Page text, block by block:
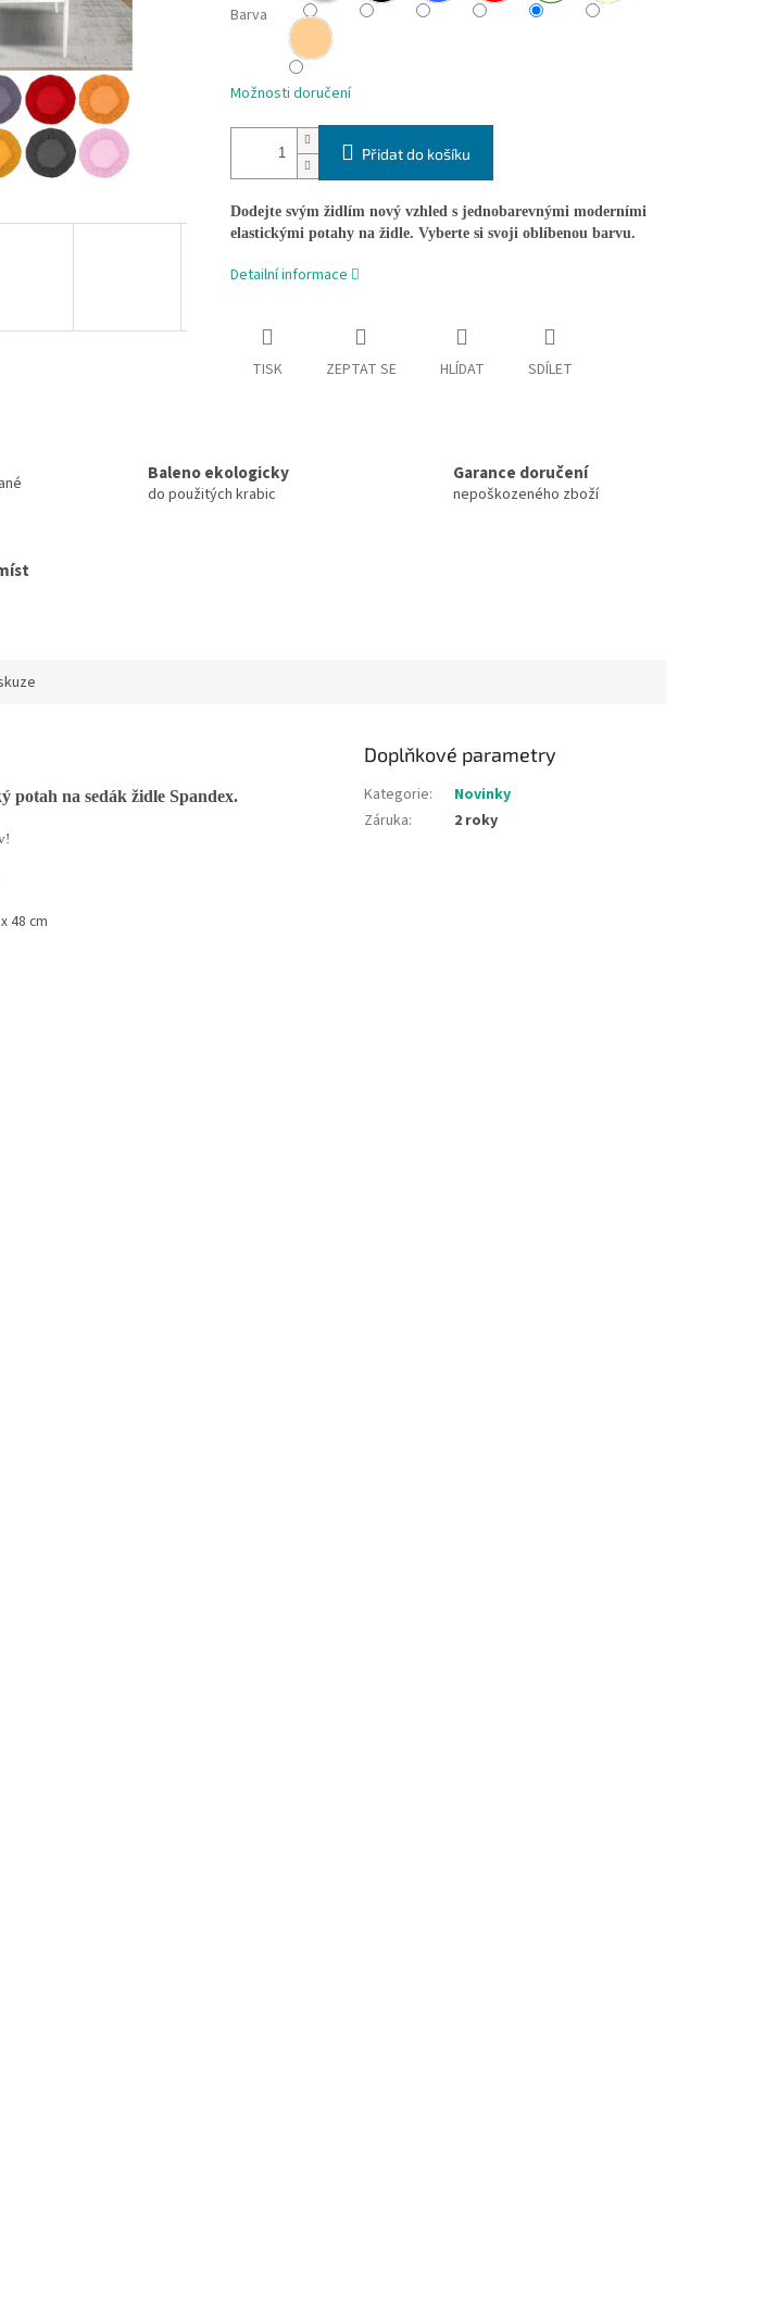
Barva
Možnosti doručení
Přidat do košíku
Dodejte svým židlím nový vzhled s jednobarevnými moderními
elastickými potahy na židle. Vyberte si svoji oblíbenou barvu.
Detailní informace
TISK ZEPTAT SE HLÍDAT SDÍLET
Baleno ekologicky
do použitých krabic
Garance doručení
nepoškozeného zboží
potah na sedák židle Spandex.
48 cm
Doplňkové parametry
Kategorie:
Novinky
Záruka: 2 roky